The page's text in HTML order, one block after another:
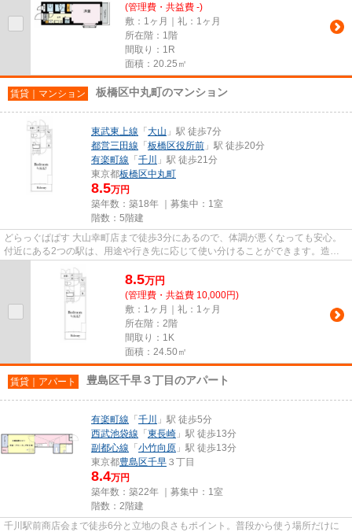
(管理費・共益費 -)
敷：1ヶ月｜礼：1ヶ月
所在階：1階
間取り：1R
面積：20.25㎡
賃貸｜マンション 板橋区中丸町のマンション
東武東上線 「 大山 」駅 徒歩7分
都営三田線 「 板橋区役所前 」駅 徒歩20分
有楽町線 「 千川
」駅 徒歩21分
東京都板橋区中丸町
8.5万円
築年数：築18年 ｜募集中： 1室
階数：5階建
どらっぐぱぱす 大山幸町店まで徒歩3分にあるので、体調が悪くなっても安心。
付近にある2つの駅は、用途や行き先に応じて使い分けることができます。造り
8.5万円
(管理費・共益費 10,000円)
敷：1ヶ月｜礼：1ヶ月
所在階：2階
間取り：1K
面積：24.50㎡
賃貸｜アパート 豊島区千早３丁目のアパート
有楽町線 「 千川
」駅 徒歩5分
西武池袋線 「 東長崎 」駅 徒歩13分
副都心線 「 小竹向原 」駅 徒歩13分
東京都豊島区千早 ３丁目
8.4万円
築年数：築22年 ｜募集中： 1室
階数：2階建
千川駅前商店会まで徒歩6分と立地の良さもポイント。普段から使う場所だけに